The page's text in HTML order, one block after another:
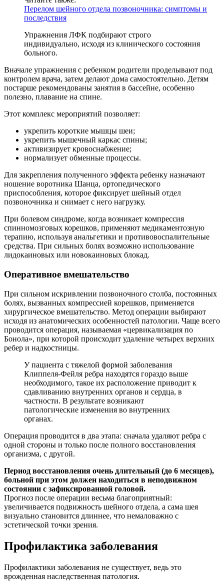
Перелом шейного отдела позвоночника: симптомы и
последствия
Упражнения ЛФК подбирают строго
индивидуально, исходя из клинического состояния
больного.
Вначале упражнения с ребенком родители проделывают под
контролем врача, затем делают дома самостоятельно. Детям
постарше рекомендованы занятия в бассейне, особенно
полезно, плавание на спине.
Этот комплекс мероприятий позволяет:
укрепить короткие мышцы шеи;
укрепить мышечный каркас спины;
активизирует кровоснабжение;
нормализует обменные процессы.
Для закрепления полученного эффекта ребенку назначают
ношение воротника Шанца, ортопедического
приспособления, которое фиксирует шейный отдел
позвоночника и снимает с него нагрузку.
При болевом синдроме, когда возникает компрессия
спинномозговых корешков, применяют медикаментозную
терапию, используя анальгетики и противовоспалительные
средства. При сильных болях возможно использование
лидокаиновых или новокаиновых блокад.
Оперативное вмешательство
При сильном искривлении позвоночного столба, постоянных
болях, вызванных компрессией корешков, применяется
хирургическое вмешательство. Метод операции выбирают
исходя из анатомических особенностей патологии. Чаще всего
проводится операция, называемая «цервикализация по
Бонола», при которой происходит удаление четырех верхних
ребер и надкостницы.
У пациента с тяжелой формой заболевания
Клиппеля-Фейля ребра находятся гораздо выше
необходимого, такое их расположение приводит к
сдавливанию внутренних органов и сердца, в
частности. В результате возникают
патологические изменения во внутренних
органах.
Операция проводится в два этапа: сначала удаляют ребра с
одной стороны и только после полного восстановления
организма, с другой.
Период восстановления очень длительный (до 6 месяцев),
больной при этом должен находиться в неподвижном
состоянии с зафиксированной головой.
Прогноз после операции весьма благоприятный:
увеличивается подвижность шейного отдела, а сама шея
визуально становится длиннее, что немаловажно с
эстетической точки зрения.
Профилактика заболевания
Профилактики заболевания не существует, ведь это
врожденная наследственная патология.